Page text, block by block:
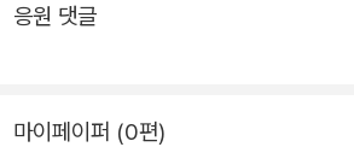
응원 댓글
마이페이퍼 (0편)